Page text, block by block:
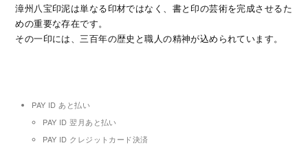
漳州八宝印泥は単なる印材ではなく、書と印の芸術を完成させるた
めの重要な存在です。
その一印には、三百年の歴史と職人の精神が込められています。
PAY ID あと払い
PAY ID 翌月あと払い
PAY ID クレジットカード決済